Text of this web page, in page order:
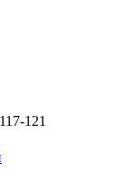
121